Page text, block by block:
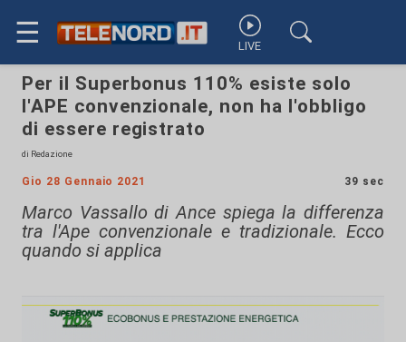
☰ LIVE
Per il Superbonus 110% esiste solo
l'APE convenzionale, non ha l'obbligo
di essere registrato
di Redazione
Gio 28 Gennaio 2021 39 sec
Marco Vassallo di Ance spiega la differenza
tra l'Ape convenzionale e tradizionale. Ecco
quando si applica